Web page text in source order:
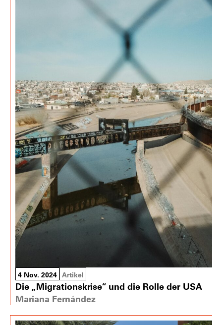
4 Nov. 2024 Artikel
Die „Migrationskrise“ und die Rolle der USA
Mariana Fernández